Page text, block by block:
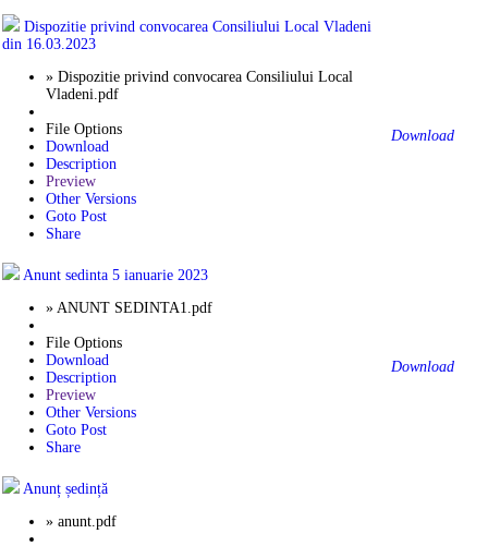
Dispozitie privind convocarea Consiliului Local Vladeni
din 16.03.2023
» Dispozitie privind convocarea Consiliului Local
Vladeni.pdf
File Options
Download
Description
Preview
Other Versions
Goto Post
Share
Download
Anunt sedinta 5 ianuarie 2023
» ANUNT SEDINTA1.pdf
File Options
Download
Description
Preview
Other Versions
Goto Post
Share
Download
Anunț ședință
» anunt.pdf